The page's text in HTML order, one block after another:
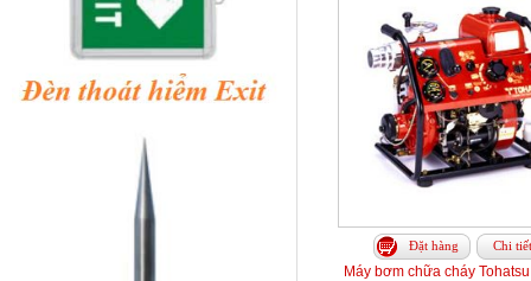
Đặt hàng Chi tiết
Máy bơm chữa cháy